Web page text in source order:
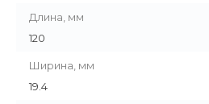
Длина, мм
120
Ширина, мм
19.4